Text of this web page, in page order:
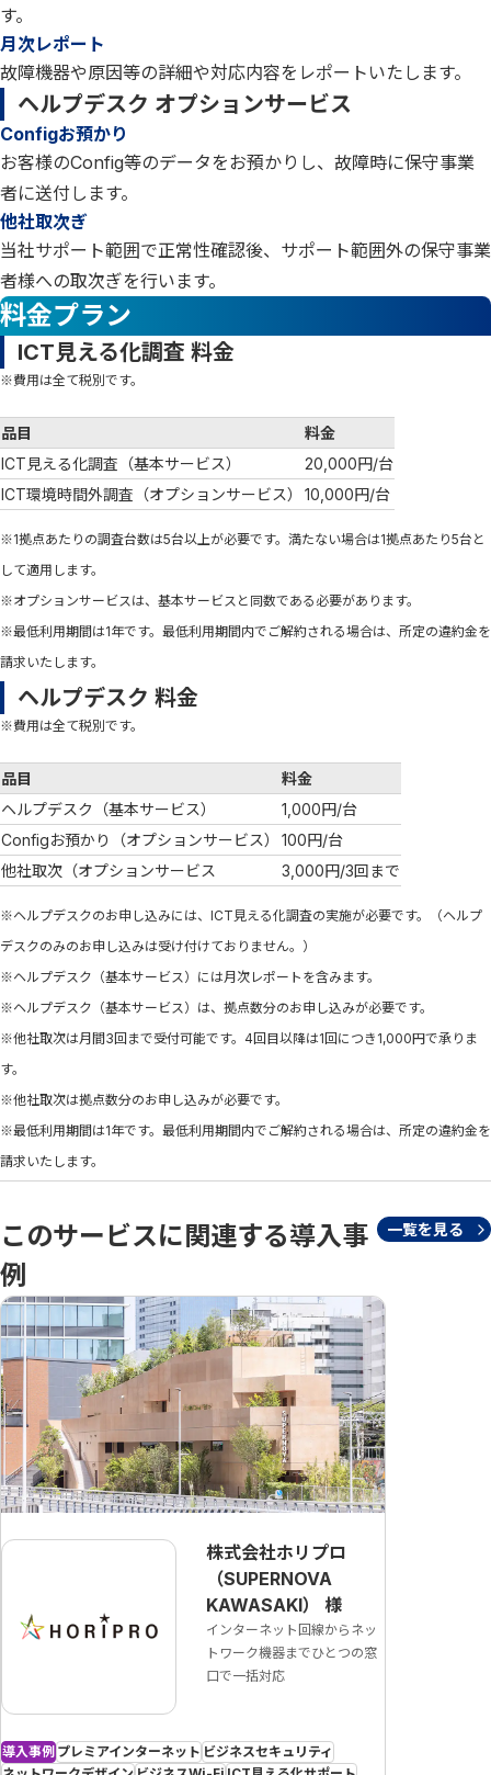
す。
月次レポート
故障機器や原因等の詳細や対応内容をレポートいたします。
ヘルプデスク オプションサービス
Configお預かり
お客様のConfig等のデータをお預かりし、故障時に保守事業
者に送付します。
他社取次ぎ
当社サポート範囲で正常性確認後、サポート範囲外の保守事業
者様への取次ぎを行います。
料金プラン
ICT見える化調査 料金
※費用は全て税別です。
品目
料金
ICT見える化調査（基本サービス）
20,000円/台
ICT環境時間外調査（オプションサービス）
10,000円/台
※1拠点あたりの調査台数は5台以上が必要です。満たない場合は1拠点あたり5台と
して適用します。
※オプションサービスは、基本サービスと同数である必要があります。
※最低利用期間は1年です。最低利用期間内でご解約される場合は、所定の違約金を
請求いたします。
ヘルプデスク 料金
※費用は全て税別です。
品目
料金
ヘルプデスク（基本サービス）
1,000円/台
Configお預かり（オプションサービス）
100円/台
他社取次（オプションサービス
3,000円/3回まで
※ヘルプデスクのお申し込みには、ICT見える化調査の実施が必要です。（ヘルプ
デスクのみのお申し込みは受け付けておりません。）
※ヘルプデスク（基本サービス）には月次レポートを含みます。
※ヘルプデスク（基本サービス）は、拠点数分のお申し込みが必要です。
※他社取次は月間3回まで受付可能です。4回目以降は1回につき1,000円で承りま
す。
※他社取次は拠点数分のお申し込みが必要です。
※最低利用期間は1年です。最低利用期間内でご解約される場合は、所定の違約金を
請求いたします。
このサービスに関連する導入事
例
一覧を見る
株式会社ホリプロ
（SUPERNOVA
KAWASAKI）
様
インターネット回線からネッ
トワーク機器までひとつの窓
口で一括対応
導入事例 プレミアインターネット ビジネスセキュリティ